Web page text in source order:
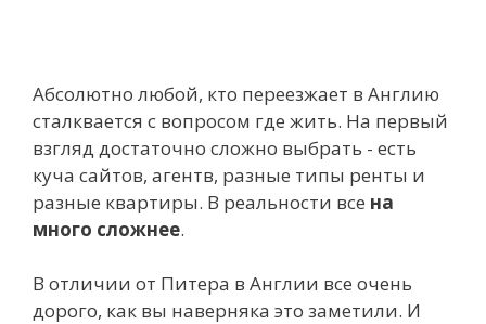
Абсолютно любой, кто переезжает в Англию
сталквается с вопросом где жить. На первый
взгляд достаточно сложно выбрать - есть
куча сайтов, агентв, разные типы ренты и
разные квартиры. В реальности все на
много сложнее.
В отличии от Питера в Англии все очень
дорого, как вы наверняка это заметили. И